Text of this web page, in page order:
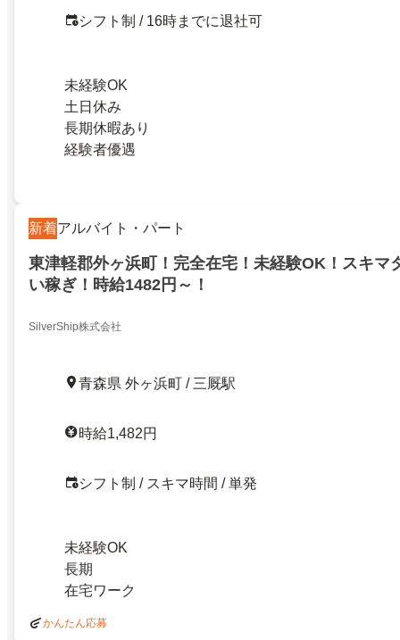
シフト制 / 16時までに退社可
未経験OK
土日休み
長期休暇あり
経験者優遇
新着アルバイト・パート
東津軽郡外ヶ浜町！完全在宅！未経験OK！スキマ
い稼ぎ！時給1482円～！
SilverShip株式会社
青森県 外ヶ浜町 / 三厩駅
時給1,482円
シフト制 / スキマ時間 / 単発
未経験OK
長期
在宅ワーク
かんたん応募